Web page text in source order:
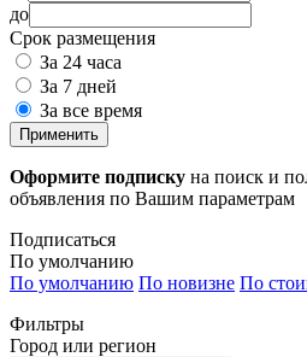
до
Срок размещения
За 24 часа
За 7 дней
За все время
Применить
Оформите подписку на поиск и
объявления по Вашим параметрам
Подписаться
По умолчанию
По умолчанию По новизне По
Фильтры
Город или регион